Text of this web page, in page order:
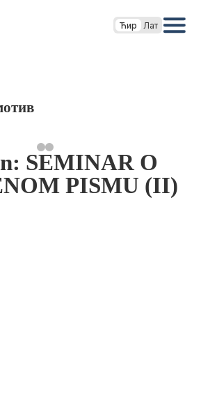
Ћир Лат
SEMINAR O
PISMU (II)